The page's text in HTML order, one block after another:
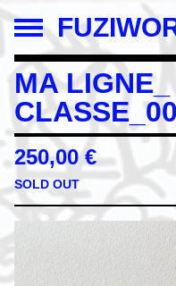
MA
250,00€
SOLD OUT